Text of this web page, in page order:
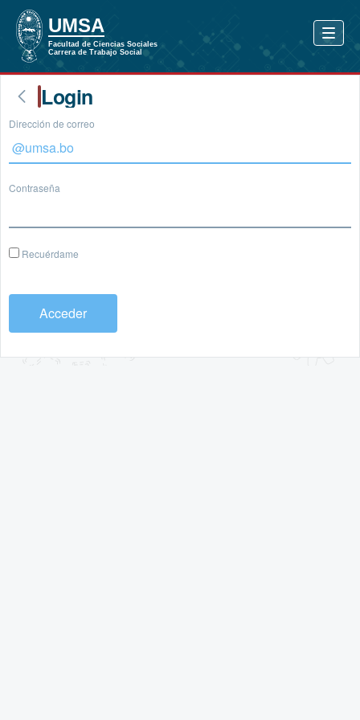
Login
Dirección de correo
Contraseña
Recuérdame
Acceder